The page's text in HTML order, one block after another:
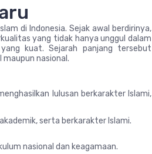
di Indonesia. Sejak awal berdirinya,
yang tidak hanya unggul dalam
kuat. Sejarah panjang tersebut
nasional.
lulusan berkarakter Islami,
serta berkarakter Islami.
nasional dan keagamaan.